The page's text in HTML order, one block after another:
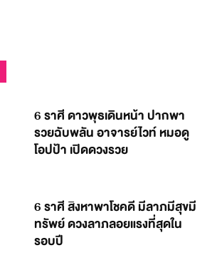
6 ราศี ดาวพุธเดินหน้า ปากพา
รวยฉับพลัน อาจารย์ไวท์ หมอดู
โอปป้า เปิดดวงรวย
6 ราศี สิงหาพาโชคดี มีลาภมีสุขมี
ทรัพย์ ดวงลาภลอยแรงที่สุดใน
รอบปี